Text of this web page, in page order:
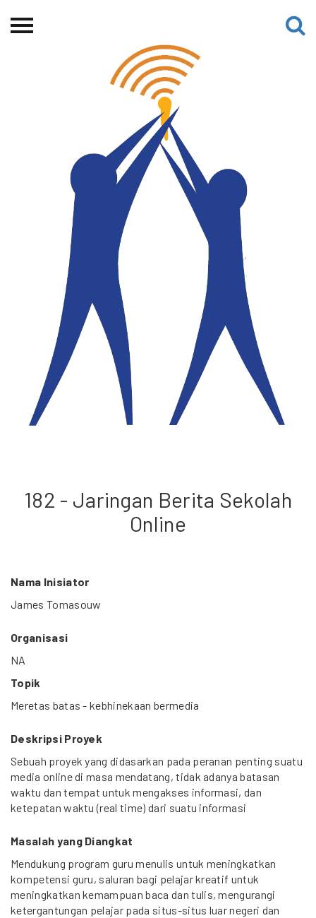
Beranda
Proyek Terdahulu
Kredit Web-site
182 - Jaringan Berita Sekolah
Online
Nama Inisiator
James Tomasouw
Organisasi
NA
Topik
Meretas batas - kebhinekaan bermedia
Deskripsi Proyek
Sebuah proyek yang didasarkan pada peranan penting suatu
media online di masa mendatang, tidak adanya batasan
waktu dan tempat untuk mengakses informasi, dan
ketepatan waktu (real time) dari suatu informasi
Masalah yang Diangkat
Mendukung program guru menulis untuk meningkatkan
kompetensi guru, saluran bagi pelajar kreatif untuk
meningkatkan kemampuan baca dan tulis, mengurangi
ketergantungan pelajar pada situs-situs luar negeri dan